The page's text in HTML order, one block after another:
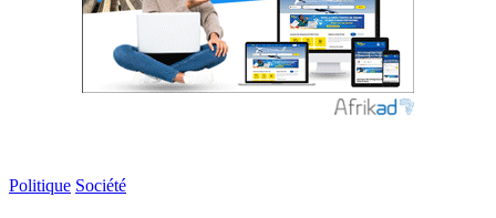
Politique Société